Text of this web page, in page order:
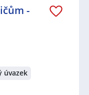
-
úvazek